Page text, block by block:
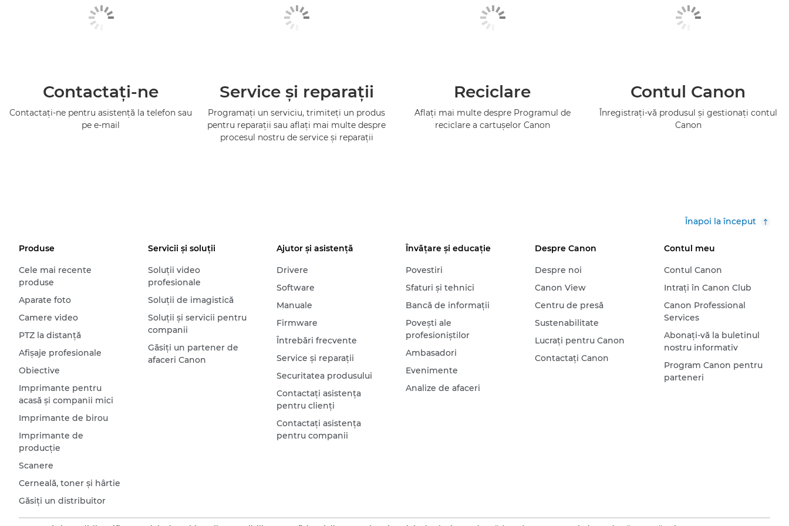
Contactaţi-ne
Contactaţi-ne pentru asistenţă la telefon sau
pe e-mail
Service şi reparaţii
Programaţi un serviciu, trimiteţi un produs
pentru reparaţii sau aflaţi mai multe despre
procesul nostru de service şi reparaţii
Reciclare
Aflaţi mai multe despre Programul de
reciclare a cartuşelor Canon
Contul Canon
Înregistraţi-vă produsul şi gestionaţi contul
Canon
Înapoi la început
Produse
Cele mai recente
produse
Aparate foto
Camere video
PTZ la distanţă
Afişaje profesionale
Obiective
Imprimante pentru
acasă şi companii mici
Imprimante de birou
Imprimante de
producţie
Scanere
Cerneală, toner şi hârtie
Găsiţi un distribuitor
Servicii şi soluţii
Soluţii video
profesionale
Soluţii de imagistică
Soluţii şi servicii pentru
companii
Găsiţi un partener de
afaceri Canon
Ajutor şi asistenţă
Drivere
Software
Manuale
Firmware
Întrebări frecvente
Service şi reparaţii
Securitatea produsului
Contactaţi asistenţa
pentru clienţi
Contactaţi asistenţa
pentru companii
Învăţare şi educaţie
Povestiri
Sfaturi şi tehnici
Bancă de informaţii
Poveşti ale
profesioniştilor
Ambasadori
Evenimente
Analize de afaceri
Despre Canon
Despre noi
Canon View
Centru de presă
Sustenabilitate
Lucraţi pentru Canon
Contactaţi Canon
Contul meu
Contul Canon
Intraţi în Canon Club
Canon Professional
Services
Abonaţi-vă la buletinul
nostru informativ
Program Canon pentru
parteneri